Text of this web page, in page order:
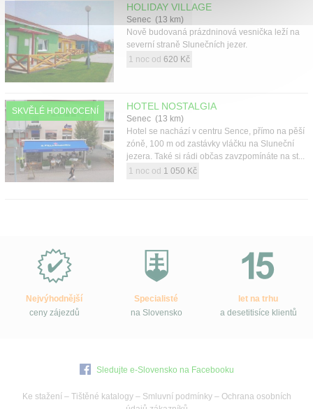
HOLIDAY VILLAGE
Senec (13 km)
Nově budovaná prázdninová vesnička leží na
severní straně Slunečních jezer.
1 noc od 620 Kč
SKVĚLÉ HODNOCENÍ HOTEL NOSTALGIA
Senec (13 km)
Hotel se nachází v centru Sence, přímo na pěší
zóně, 100 m od zastávky vláčku na Sluneční
jezera. Také si rádi občas zavzpomínáte na st...
1 noc od 1 050 Kč
Slovensko.cz?
Nejvýhodnější
ceny zájezdů
Specialisté
na Slovensko
let na trhu
a desetitisíce klientů
Sledujte e-Slovensko na Facebooku
Ke stažení – Tištěné katalogy– Smluvní podmínky– Ochrana osobních